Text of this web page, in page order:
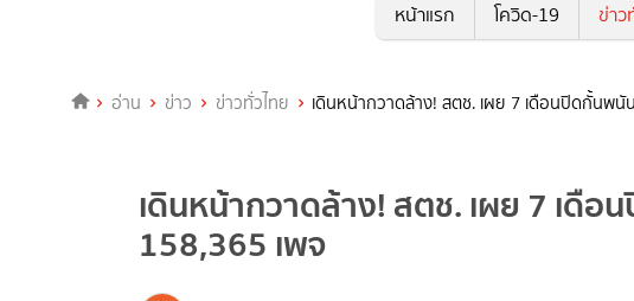
หน้าแรก โควิด-19 ข่าว
อ่าน ข่าว ข่าวทั่วไทย เดินหน้ากวาดล้าง! สตช. เผย 7 เดือนปิดกั้นพนั
เดินหน้ากวาดล้าง! สตช. เผย 7 เดื
158,365 เพจ